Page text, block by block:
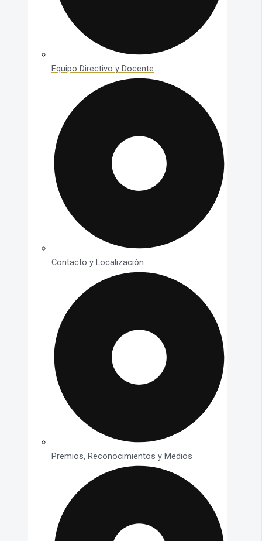
Equipo Directivo y Docente
Contacto y Localización
Premios, Reconocimientos y Medios